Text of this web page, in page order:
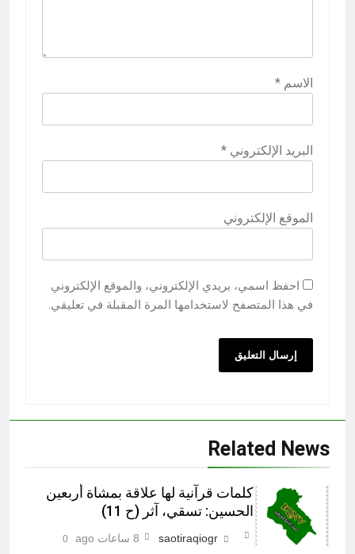
الاسم *
البريد الإلكتروني *
الموقع الإلكتروني
احفظ اسمي، بريدي الإلكتروني، والموقع الإلكتروني
في هذا المتصفح لاستخدامها المرة المقبلة في تعليقي.
Related News
كلمات قرآنية لها علاقة بمشاة أربعين
الحسين: تسقي، آثر (ح 11)
saotiraqiogr 8 ساعات ago 0